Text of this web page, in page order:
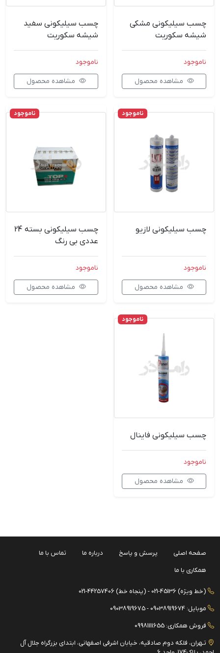
چسب سیلیکونی مشکی
شیشه سکوریت
ناموجود
مشاهده محصول
چسب سیلیکونی سفید
شیشه سکوریت
ناموجود
مشاهده محصول
ناموجود
چسب سیلیکونی لازیو
ناموجود
مشاهده محصول
ناموجود
چسب سیلیکونی بسته 24
عددی بی رنگ
ناموجود
مشاهده محصول
ناموجود
چسب سیلیکونی فاینال
ناموجود
مشاهده محصول
صفحه اصلی پرسش و پاسخ درباره ما تماس با ما
همکاری با ما
(خط ویژه) 45136-021 - (پنجاه خط) 44257406-021
موبایل: 09038919674 - 09038919675
فروش همکاری: 09981111655
تـهران، فلکه دوم صادقیه، خیابان اشرفی اصفهانی، ابتدای بزرگراه جلال آل